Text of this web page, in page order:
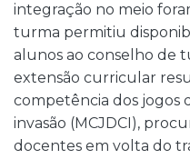
integração no meio
turma permitiu
alunos ao conselho de
extensão curricular
competência dos jogos
invasão (MCJDCI),
docentes em volta do